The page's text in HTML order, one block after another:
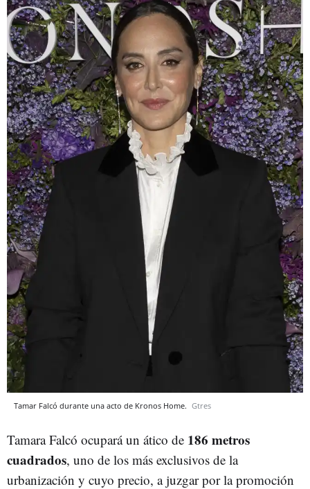
Tamar Falcó durante una acto de Kronos Home. Gtres
Tamara Falcó ocupará un ático de 186 metros
cuadrados, uno de los más exclusivos de la
urbanización y cuyo precio, a juzgar por la promoción